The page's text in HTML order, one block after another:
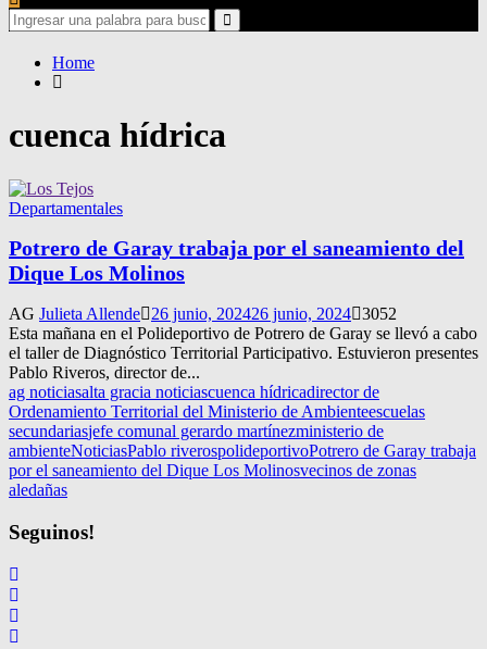
Search
for:
Search
Home
cuenca hídrica
Departamentales
Potrero de Garay trabaja por el saneamiento del
Dique Los Molinos
AG Julieta Allende 26 junio, 202426 junio, 2024 3052
Esta mañana en el Polideportivo de Potrero de Garay se llevó a cabo
el taller de Diagnóstico Territorial Participativo. Estuvieron presentes
Pablo Riveros, director de...
ag noticiasalta gracia noticiascuenca hídricadirector de
Ordenamiento Territorial del Ministerio de Ambienteescuelas
secundariasjefe comunal gerardo martínezministerio de
ambienteNoticiasPablo riverospolideportivoPotrero de Garay trabaja
por el saneamiento del Dique Los Molinosvecinos de zonas
aledañas
Seguinos!